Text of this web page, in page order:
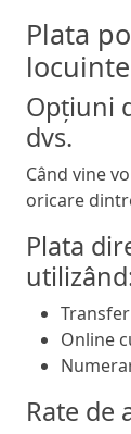
Plata
Opțiuni
dvs.
Când vine
oricare
Plata
Online
Rate de